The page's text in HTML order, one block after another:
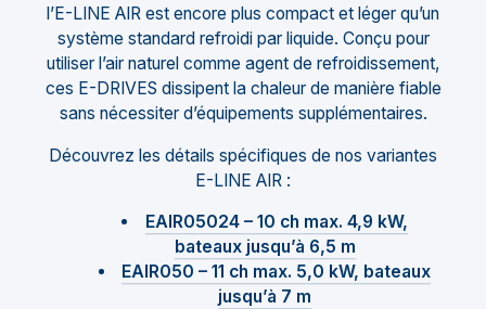
l’E-LINE AIR est encore plus compact et léger qu’un
système standard refroidi par liquide. Conçu pour
utiliser l’air naturel comme agent de refroidissement,
ces E-DRIVES dissipent la chaleur de manière fiable
sans nécessiter d’équipements supplémentaires.
Découvrez les détails spécifiques de nos variantes
E-LINE AIR :
EAIR05024 – 10 ch max. 4,9 kW,
bateaux jusqu’à 6,5 m
EAIR050 – 11 ch max. 5,0 kW, bateaux
jusqu’à 7 m